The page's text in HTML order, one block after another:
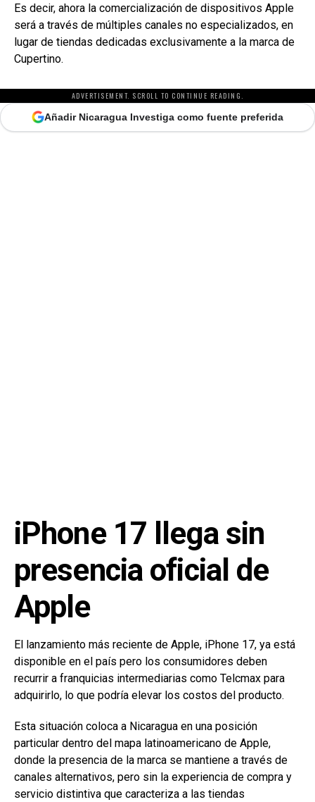
Es decir, ahora la comercialización de dispositivos Apple
será a través de múltiples canales no especializados, en
lugar de tiendas dedicadas exclusivamente a la marca de
Cupertino.
ADVERTISEMENT. SCROLL TO CONTINUE READING.
Añadir Nicaragua Investiga como fuente preferida
iPhone 17 llega sin
presencia oficial de
Apple
El lanzamiento más reciente de Apple, iPhone 17, ya está
disponible en el país pero los consumidores deben
recurrir a franquicias intermediarias como Telcmax para
adquirirlo, lo que podría elevar los costos del producto.
Esta situación coloca a Nicaragua en una posición
particular dentro del mapa latinoamericano de Apple,
donde la presencia de la marca se mantiene a través de
canales alternativos, pero sin la experiencia de compra y
servicio distintiva que caracteriza a las tiendas